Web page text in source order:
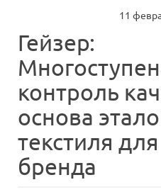
11
Гейзер:
контроль
основа
текстиля
бренда